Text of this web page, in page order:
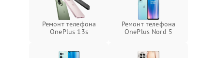
Ремонт телефона
OnePlus 13s
Ремонт телефона
OnePlus Nord 5